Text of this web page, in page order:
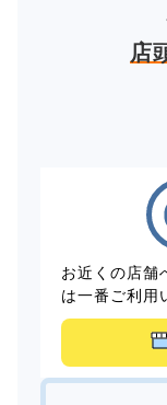
店
お近くの店舗
は一番ご利用